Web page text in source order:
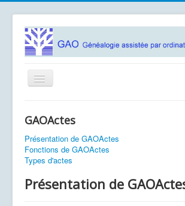
Basculer
la
Logiciels
Association GAO
Contacts
Documentation
GAOActes
Présentation de GAOActes
Fonctions de GAOActes
Types d'actes
Présentation de